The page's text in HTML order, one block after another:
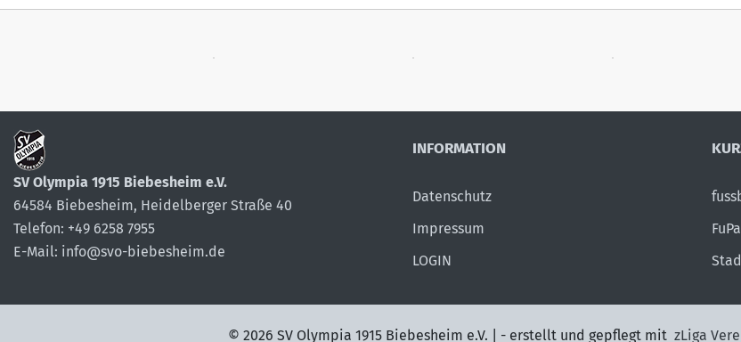
SV Olympia 1915 Biebesheim e.V.
64584 Biebesheim, Heidelberger Straße 40
Telefon: +49 6258 7955
E-Mail: info@svo-biebesheim.de
INFORMATION
Datenschutz
Impressum
LOGIN
© 2026 SV Olympia 1915 Biebesheim e.V. | - erstellt und gepflegt mit zLiga